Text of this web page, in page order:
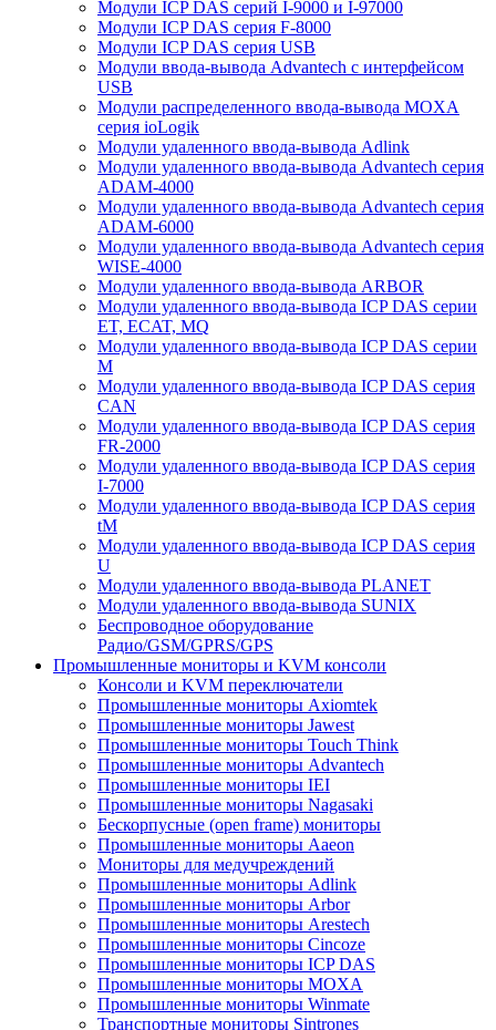
Модули ICP DAS серий I-9000 и I-97000
Модули ICP DAS серия F-8000
Модули ICP DAS серия USB
Модули ввода-вывода Advantech с интерфейсом
USB
Модули распределенного ввода-вывода MOXA
серия ioLogik
Модули удаленного ввода-вывода Adlink
Модули удаленного ввода-вывода Advantech серия
ADAM-4000
Модули удаленного ввода-вывода Advantech серия
ADAM-6000
Модули удаленного ввода-вывода Advantech серия
WISE-4000
Модули удаленного ввода-вывода ARBOR
Модули удаленного ввода-вывода ICP DAS серии
ET, ECAT, MQ
Модули удаленного ввода-вывода ICP DAS серии
M
Модули удаленного ввода-вывода ICP DAS серия
CAN
Модули удаленного ввода-вывода ICP DAS серия
FR-2000
Модули удаленного ввода-вывода ICP DAS серия
I-7000
Модули удаленного ввода-вывода ICP DAS серия
tM
Модули удаленного ввода-вывода ICP DAS серия
U
Модули удаленного ввода-вывода PLANET
Модули удаленного ввода-вывода SUNIX
Беспроводное оборудование
Радио/GSM/GPRS/GPS
Промышленные мониторы и KVM консоли
Консоли и KVM переключатели
Промышленные мониторы Axiomtek
Промышленные мониторы Jawest
Промышленные мониторы Touch Think
Промышленные мониторы Advantech
Промышленные мониторы IEI
Промышленные мониторы Nagasaki
Бескорпусные (open frame) мониторы
Промышленные мониторы Aaeon
Мониторы для медучреждений
Промышленные мониторы Adlink
Промышленные мониторы Arbor
Промышленные мониторы Arestech
Промышленные мониторы Cincoze
Промышленные мониторы ICP DAS
Промышленные мониторы MOXA
Промышленные мониторы Winmate
Транспортные мониторы Sintrones